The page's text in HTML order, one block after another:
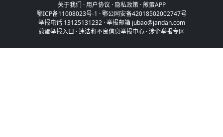
关于我们 ·用户协议 · 隐私政策·煎蛋APP
鄂ICP备11008023号-1 ·鄂公网安备42018502002747号
举报电话 13125131232 · 举报邮箱 jubao@jandan.com
煎蛋举报入口 ·违法和不良信息举报中心 ·涉企举报专区